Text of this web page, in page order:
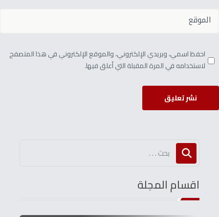
احفظ اسمي، وبريدي الإلكتروني، والموقع الإلكتروني في هذا المتصفح
لاستخدامه في المرة المقبلة التي أعلق فيها.
نشر تعليق
اقسام المجلة